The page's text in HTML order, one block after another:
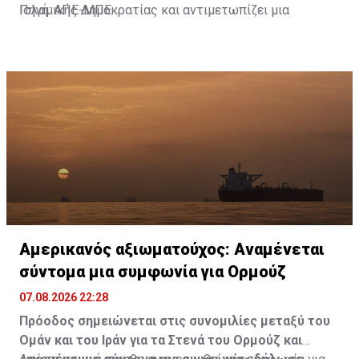
Ισλαμικής Δημοκρατίας και αντιμετωπίζει μια
Πηγή: ΑΠΕ-ΜΠΕ
Αμερικανός αξιωματούχος: Αναμένεται
σύντομα μια συμφωνία για Ορμούζ
07.08.2026 22:28
Πρόοδος σημειώνεται στις συνομιλίες μεταξύ του
Ομάν και του Ιράν για τα Στενά του Ορμούζ και